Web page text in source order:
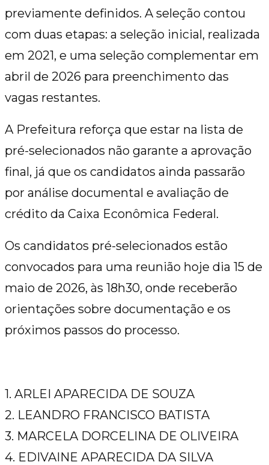
previamente definidos. A seleção contou
com duas etapas: a seleção inicial, realizada
em 2021, e uma seleção complementar em
abril de 2026 para preenchimento das
vagas restantes.
A Prefeitura reforça que estar na lista de
pré-selecionados não garante a aprovação
final, já que os candidatos ainda passarão
por análise documental e avaliação de
crédito da Caixa Econômica Federal.
Os candidatos pré-selecionados estão
convocados para uma reunião hoje dia 15 de
maio de 2026, às 18h30, onde receberão
orientações sobre documentação e os
próximos passos do processo.
1. ARLEI APARECIDA DE SOUZA
2. LEANDRO FRANCISCO BATISTA
3. MARCELA DORCELINA DE OLIVEIRA
4. EDIVAINE APARECIDA DA SILVA